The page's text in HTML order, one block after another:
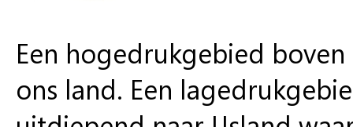
Een hogedrukgebied
ons land. Een